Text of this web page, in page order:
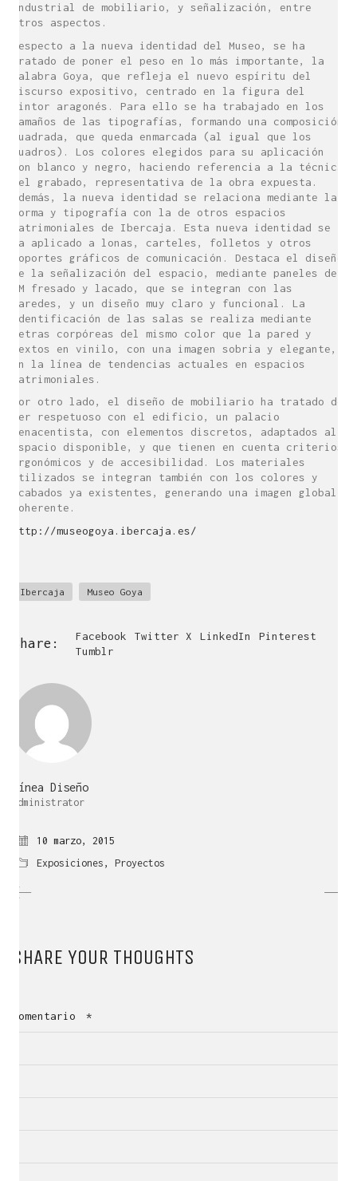
industrial de mobiliario, y señalización, entre
otros aspectos.
Respecto a la nueva identidad del Museo, se ha
tratado de poner el peso en lo más importante, la
palabra Goya, que refleja el nuevo espíritu del
discurso expositivo, centrado en la figura del
pintor aragonés. Para ello se ha trabajado en los
tamaños de las tipografías, formando una composición
cuadrada, que queda enmarcada (al igual que los
cuadros). Los colores elegidos para su aplicación
son blanco y negro, haciendo referencia a la técnica
del grabado, representativa de la obra expuesta.
Además, la nueva identidad se relaciona mediante la
forma y tipografía con la de otros espacios
patrimoniales de Ibercaja. Esta nueva identidad se
ha aplicado a lonas, carteles, folletos y otros
soportes gráficos de comunicación. Destaca el diseño
de la señalización del espacio, mediante paneles de
DM fresado y lacado, que se integran con las
paredes, y un diseño muy claro y funcional. La
identificación de las salas se realiza mediante
letras corpóreas del mismo color que la pared y
textos en vinilo, con una imagen sobria y elegante,
en la línea de tendencias actuales en espacios
patrimoniales.
Por otro lado, el diseño de mobiliario ha tratado de
ser respetuoso con el edificio, un palacio
renacentista, con elementos discretos, adaptados al
espacio disponible, y que tienen en cuenta criterios
ergonómicos y de accesibilidad. Los materiales
utilizados se integran también con los colores y
acabados ya existentes, generando una imagen global
coherente.
http://museogoya.ibercaja.es/
Ibercaja Museo Goya
Share: Facebook Twitter X LinkedIn
Pinterest
Tumblr
Línea Diseño
Administrator
10 marzo, 2015
Exposiciones , Proyectos
SHARE YOUR THOUGHTS
Comentario *